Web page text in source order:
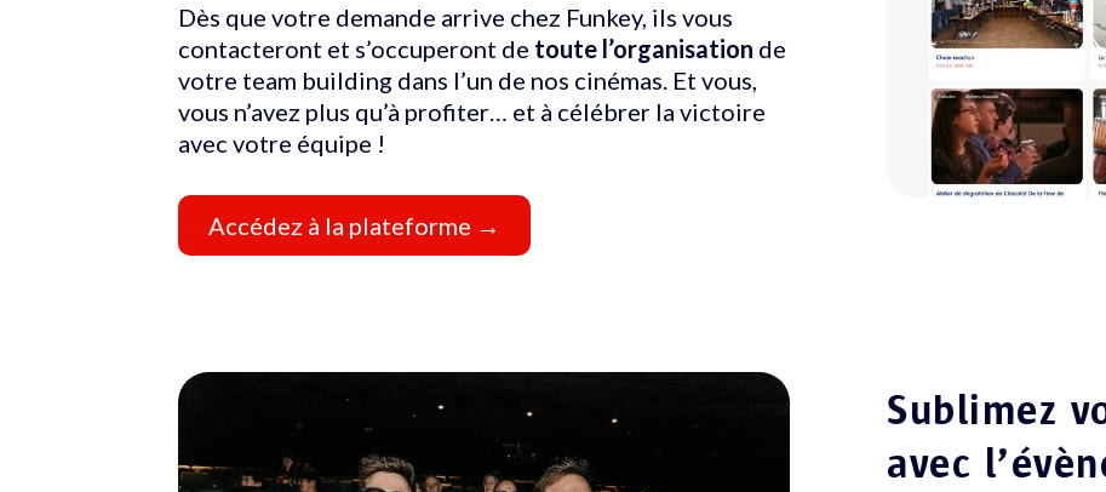
Dès que votre demande arrive chez Funkey, ils vous
contacteront et s’occuperont de toute l’organisation de
votre team building dans l’un de nos cinémas. Et vous,
vous n’avez plus qu’à profiter… et à célébrer la victoire
avec votre équipe !
Accédez à la plateforme →
Sublimez
avec